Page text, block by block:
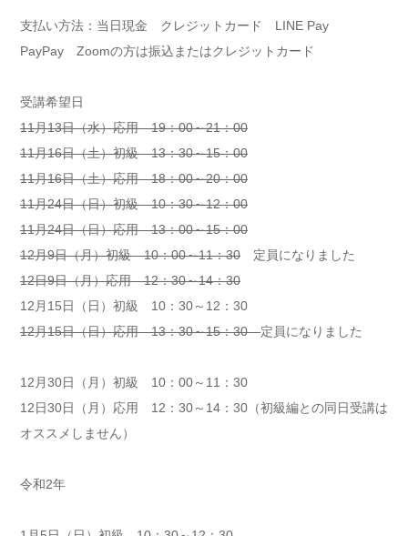
支払い方法：当日現金 クレジットカード LINE Pay
PayPay Zoomの方は振込またはクレジットカード
受講希望日
11月13日（水）応用 19：00～21：00
11月16日（土）初級 13：30～15：00
11月16日（土）応用 18：00～20：00
11月24日（日）初級 10：30～12：00
11月24日（日）応用 13：00～15：00
12月9日（月）初級 10：00～11：30 定員になりました
12日9日（月）応用 12：30～14：30
12月15日（日）初級 10：30～12：30
12月15日（日）応用 13：30～15：30定員になりました
12月30日（月）初級 10：00～11：30
12日30日（月）応用 12：30～14：30（初級編との同日受講は
オススメしません）
令和2年